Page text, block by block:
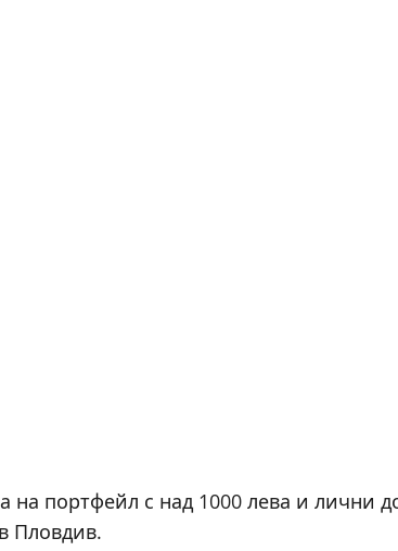
портфейл с над 1000 лева и лични
Пловдив.